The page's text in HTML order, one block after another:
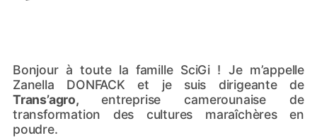
Bonjour à toute la famille SciGi ! Je m’appelle
Zanella DONFACK et je suis dirigeante de
Trans’agro,entreprise camerounaise de
transformation des cultures maraîchères en
poudre.